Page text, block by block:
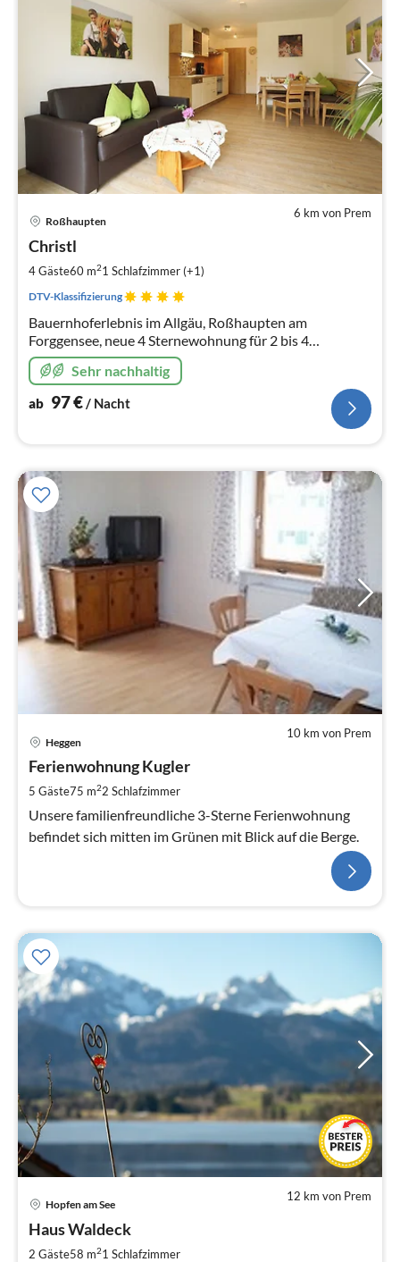
6 km von Prem
Roßhaupten
Christl
4 Gäste60 m21 Schlafzimmer (+1)
DTV-Klassifizierung
Bauernhoferlebnis im Allgäu, Roßhaupten am
Forggensee, neue 4 Sternewohnung für 2 bis 4
Personen,
Sehr nachhaltig
ab 97€/ Nacht
10 km von Prem
Heggen
Ferienwohnung Kugler
5 Gäste75 m22 Schlafzimmer
Unsere familienfreundliche 3-Sterne Ferienwohnung
befindet sich mitten im Grünen mit Blick auf die Berge.
12 km von Prem
Hopfen am See
Haus Waldeck
2 Gäste58 m21 Schlafzimmer